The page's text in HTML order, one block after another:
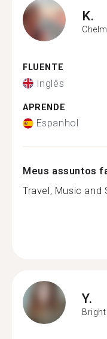
K.
FLUENTE
Inglês
APRENDE
Espanhol
Meus assuntos
Travel, Music and
Y.